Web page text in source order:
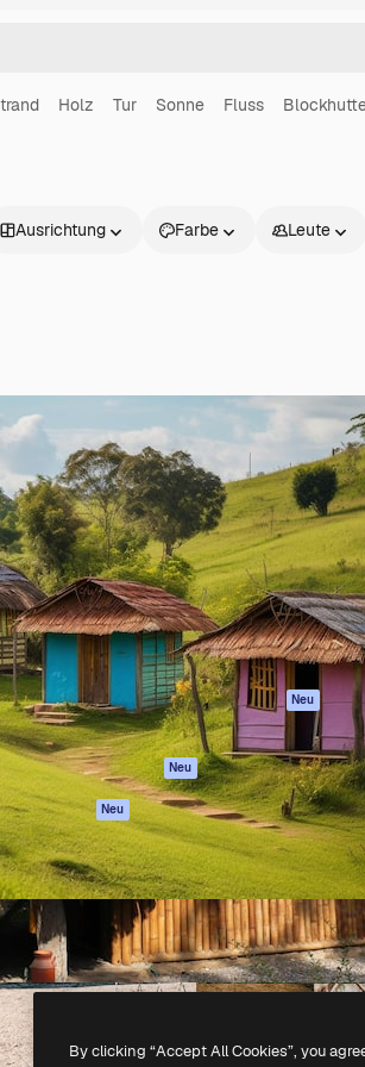
Holz Tur Sonne Fluss
Ausrichtung Farbe Leute
Produkte
Spaces
KI-Assistent
KI-Bildgenerator
KI-Videogenerator
KI-
Stimmengenerator
Stock-Inhalte
MCP für
Claude/ChatGPT
Neu
Agenten Neu
API
Mobile App
Alle Magnific-Tools
Loslegen
Academy
Dokumentation
Support
AGB
Originale Neu
Cookie-Richtlinie
Vertrauenszentrum
Partner
Unternehmen
Alle Rechte vorbehalten.
By clicking “Accept All Cookies”, you